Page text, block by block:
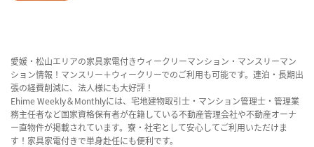
愛媛・松山エリアの家具家電付きウィークリーマンション・マンスリーマン
ション情報！マンスリー＋ウィークリーでのご利用も可能です。連泊・長期出
張の経費削減に、法人様にも大好評！
Ehime Weekly＆Monthlyには、宅地建物取引士・マンション管理士・管理業
務主任者など国家資格保有者が在籍している不動産管理会社や不動産オーナ
ー直物件が掲載されています。寮・社宅として安心してご利用いただけま
す！家具家電付きで単身赴任にも便利です。